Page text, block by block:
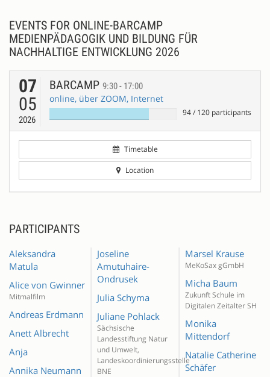
EVENTS FOR ONLINE-BARCAMP
MEDIENPÄDAGOGIK UND BILDUNG FÜR
NACHHALTIGE ENTWICKLUNG 2026
07
05
2026
BARCAMP 9:30 - 17:00
online, über ZOOM, Internet
94/ 120 participants
Timetable
Location
PARTICIPANTS
Aleksandra
Matula
Alice von Gwinner
Mitmalfilm
Andreas Erdmann
Anett Albrecht
Anja
Annika Neumann
Joseline
Amutuhaire-
Ondrusek
Julia Schyma
Juliane Pohlack
Sächsische
Landesstiftung Natur
und Umwelt,
Landeskoordinierungsstelle
BNE
Marsel Krause
MeKoSax gGmbH
Micha Baum
Zukunft Schule im
Digitalen Zeitalter SH
Monika
Mittendorf
Natalie Catherine
Schäfer